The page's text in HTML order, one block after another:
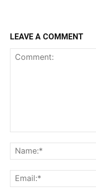
LEAVE A COMMENT